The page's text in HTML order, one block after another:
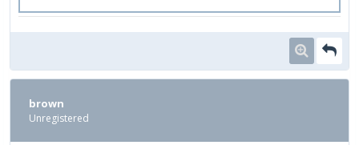
brown
Unregistered